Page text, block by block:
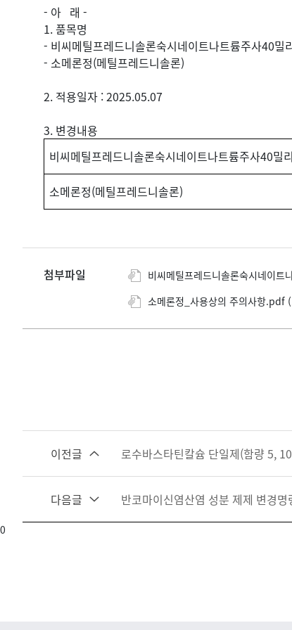
- 아 래 -
1. 품목명
- 비씨메틸프레드니솔론숙시네이트나트륨주사40밀
- 소메론정(메틸프레드니솔론)
2. 적용일자 : 2025.05.07
3. 변경내용
비씨메틸프레드니솔론숙시네이트나트륨주사40밀
소메론정(메틸프레드니솔론)
첨부파일 비씨메틸프레드니솔론숙시네이
소메론정_사용상의 주의사항.pdf
이전글 로수바스타틴칼슘 단일제(함량 5,
다음글 반코마이신염산염 성분 제제 변경명
0